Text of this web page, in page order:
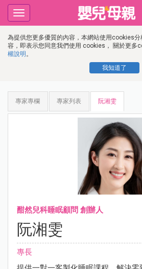
為提供您更多優質的內容，本網站使用cookies
容，即表示您同意我們使用 cookies， 關於更多
權說明 。
我知道了
Toggle
navigation
專家專欄 專家列表 阮湘雯
酣然兒科睡眠顧問 創辦人
阮湘雯
專長